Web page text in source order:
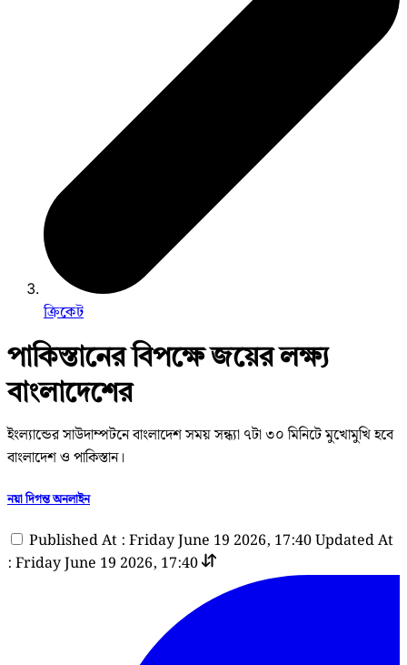
ক্রিকেট
পাকিস্তানের বিপক্ষে জয়ের লক্ষ্য
বাংলাদেশের
ইংল্যান্ডের সাউদাম্পটনে বাংলাদেশ সময় সন্ধ্যা ৭টা ৩০ মিনিটে মুখোমুখি হবে
বাংলাদেশ ও পাকিস্তান।
নয়া দিগন্ত অনলাইন
Published At : Friday June 19 2026, 17:40Updated At
: Friday June 19 2026, 17:40